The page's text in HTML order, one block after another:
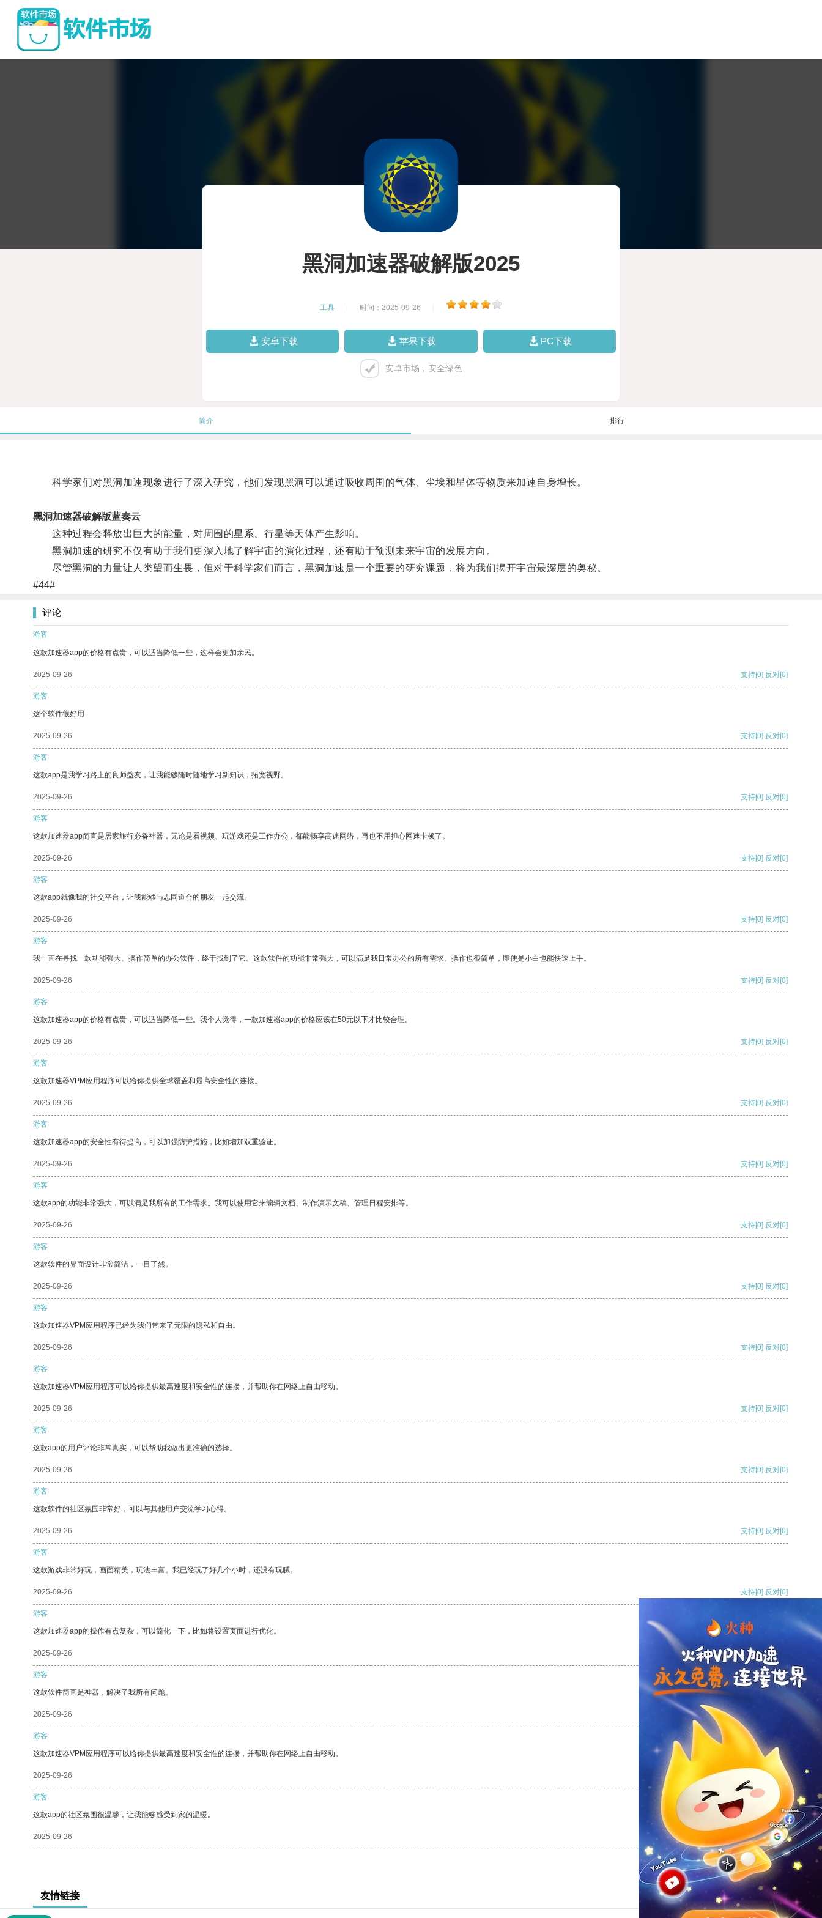
黑洞加速器破解版2025
工具 时间：2025-09-26
安卓下载 苹果下载 PC下载
安卓市场，安全绿色
简介 排行
科学家们对黑洞加速现象进行了深入研究，他们发现黑洞可以通过吸收周围的气体、尘埃和星体等物质来加速自身增长。
黑洞加速器破解版蓝奏云
这种过程会释放出巨大的能量，对周围的星系、行星等天体产生影响。
黑洞加速的研究不仅有助于我们更深入地了解宇宙的演化过程，还有助于预测未来宇宙的发展方向。
尽管黑洞的力量让人类望而生畏，但对于科学家们而言，黑洞加速是一个重要的研究课题，将为我们揭开宇宙最深层的奥秘。
#44#
评论
游客
这款加速器app的价格有点贵，可以适当降低一些，这样会更加亲民。
2025-09-26 支持[0] 反对[0]
游客
这个软件很好用
2025-09-26 支持[0] 反对[0]
游客
这款app是我学习路上的良师益友，让我能够随时随地学习新知识，拓宽视野。
2025-09-26 支持[0] 反对[0]
游客
这款加速器app简直是居家旅行必备神器，无论是看视频、玩游戏还是工作办公，都能畅享高速网络，再也不用担心网速卡顿了。
2025-09-26 支持[0] 反对[0]
游客
这款app就像我的社交平台，让我能够与志同道合的朋友一起交流。
2025-09-26 支持[0] 反对[0]
游客
我一直在寻找一款功能强大、操作简单的办公软件，终于找到了它。这款软件的功能非常强大，可以满足我日常办公的所有需求。操作也很简单，即使是小白也能快速上手。
2025-09-26 支持[0] 反对[0]
游客
这款加速器app的价格有点贵，可以适当降低一些。我个人觉得，一款加速器app的价格应该在50元以下才比较合理。
2025-09-26 支持[0] 反对[0]
游客
这款加速器VPM应用程序可以给你提供全球覆盖和最高安全性的连接。
2025-09-26 支持[0] 反对[0]
游客
这款加速器app的安全性有待提高，可以加强防护措施，比如增加双重验证。
2025-09-26 支持[0] 反对[0]
游客
这款app的功能非常强大，可以满足我所有的工作需求。我可以使用它来编辑文档、制作演示文稿、管理日程安排等。
2025-09-26 支持[0] 反对[0]
游客
这款软件的界面设计非常简洁，一目了然。
2025-09-26 支持[0] 反对[0]
游客
这款加速器VPM应用程序已经为我们带来了无限的隐私和自由。
2025-09-26 支持[0] 反对[0]
游客
这款加速器VPM应用程序可以给你提供最高速度和安全性的连接，并帮助你在网络上自由移动。
2025-09-26 支持[0] 反对[0]
游客
这款app的用户评论非常真实，可以帮助我做出更准确的选择。
2025-09-26 支持[0] 反对[0]
游客
这款软件的社区氛围非常好，可以与其他用户交流学习心得。
2025-09-26 支持[0] 反对[0]
游客
这款游戏非常好玩，画面精美，玩法丰富。我已经玩了好几个小时，还没有玩腻。
2025-09-26 支持[0] 反对[0]
游客
这款加速器app的操作有点复杂，可以简化一下，比如将设置页面进行优化。
2025-09-26 支持[0] 反对
游客
这款软件简直是神器，解决了我所有问题。
2025-09-26 支持
游客
这款加速器VPM应用程序可以给你提供最高速度和安全性的连接，并帮助你在网络上自由移动。
2025-09-26 反对 [0]
游客
这款app的社区氛围很温馨，让我能够感受到家的温暖。
2025-09-26 支持[0] 反对[0]
友情链接